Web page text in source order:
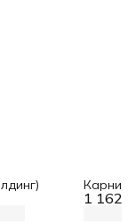
1 162 ₽
Карниз